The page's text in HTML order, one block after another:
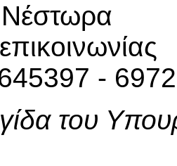
Νέστωρα
-
του